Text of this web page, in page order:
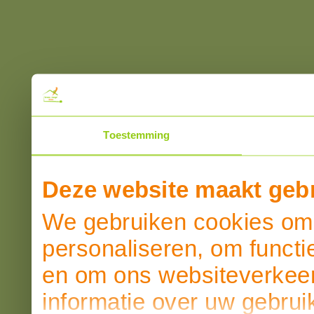
Toestemming
Deze website maakt
We gebruiken cookies
personaliseren, om
en om ons
informatie over uw